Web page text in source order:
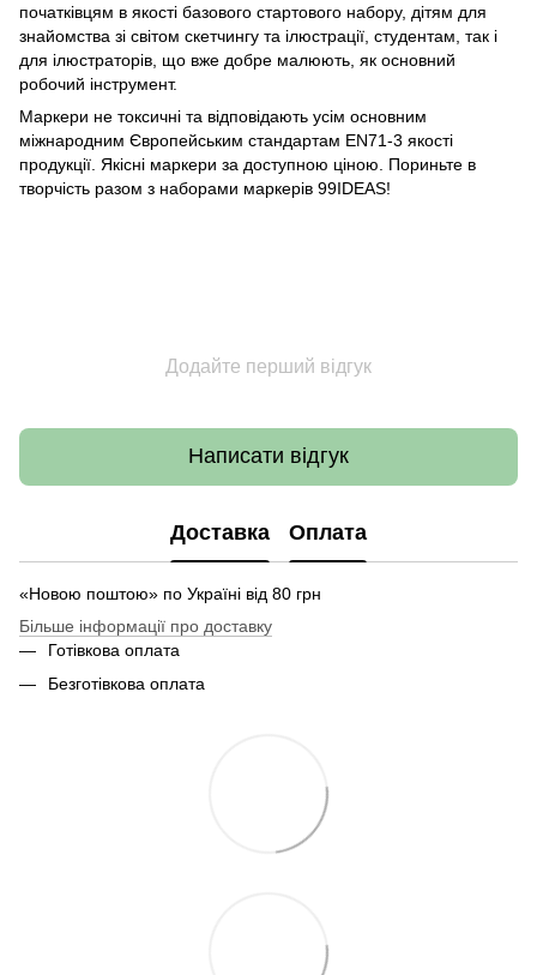
початківцям в якості базового стартового набору, дітям для
знайомства зі світом скетчингу та ілюстрації, студентам, так і
для ілюстраторів, що вже добре малюють, як основний
робочий інструмент.
Маркери не токсичні та відповідають усім основним
міжнародним Європейським стандартам EN71-3 якості
продукції. Якісні маркери за доступною ціною. Пориньте в
творчість разом з наборами маркерів 99IDEAS!
Додайте перший відгук
Написати відгук
Доставка Оплата
«Новою поштою» по Україні від 80 грн
Більше інформації про доставку
Готівкова оплата
Безготівкова оплата